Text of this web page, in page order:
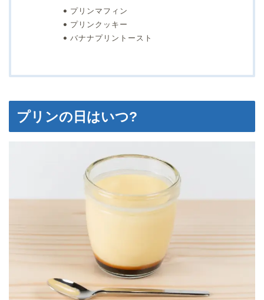
プリンマフィン
プリンクッキー
バナナプリントースト
プリンの日はいつ?